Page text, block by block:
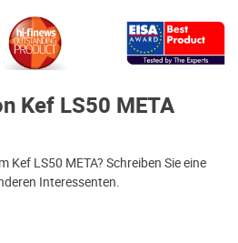
Kef LS50 META
Kef LS50 META? Schreiben Sie eine
Interessenten.